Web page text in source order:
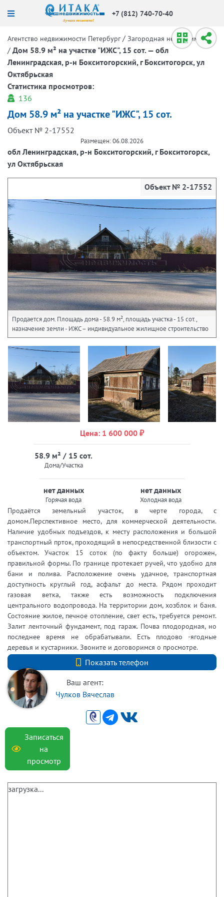
+7 (812) 740-70-40
Агентство недвижимости Петербург / Загородная недвижимость
/ Дом 58.9 м² на участке "ИЖС", 15 сот. — обл
Ленинградская, р-н Бокситогорский, г Бокситогорск, ул
Октябрьская
Статистика просмотров:
136
Дом 58.9 м² на участке "ИЖС", 15 сот.
Объект № 2-17552
Размещен: 06.08.2026
обл Ленинградская, р-н Бокситогорский, г Бокситогорск,
ул Октябрьская
Объект № 2-17552
Продается дом. Площадь дома - 58.9 м², площадь участка - 15 сот.,
назначение земли - ИЖС – индивидуальное жилищное строительство
Цена: 1 600 000 ₽
58.9 м² / 15 сот.
Дома/Участка
нет данных
Горячая вода
нет данных
Холодная вода
Продаётся земельный участок, в черте города, с
домом.Перспективное место, для коммерческой деятельности.
Наличие удобных подъездов, к месту расположения и большой
транспортный прток, проходящий в непосредственной близости с
объектом. Участок 15 соток (по факту больше) огорожен,
правильной формы. По границе протекает ручей, что удобно для
бани и полива. Расположение очень удачное, транспортная
доступность круглый год, асфальт до места. Рядом проходит
газовая ветка, также есть возможность подключения
центрального водопровода. На территории дом, хозблок и баня.
Состояние жилое, печное отопление, свет есть, требуется ремонт.
Залит ленточный фундамент, под гараж. Почва плодородная, но
последнее время не обрабатывали. Есть плодово -ягодные
деревья и кустарники. Звоните и договоримся о просмотре.
Показать телефон
+7 (921) 935-08-36
Ваш агент:
Чулков Вячеслав
Записаться
на
просмотр
загрузка...